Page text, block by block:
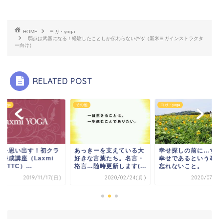
HOME
ヨガ・yoga
弱点は武器になる！経験したことしか伝わらない(^^)/（新米ヨガインストラクタ
ー向け）
RELATED POST
yoga
を思い出す！初クラ
養成講座（Laxmi
TTC）...
2019/11/17(日)
その他
あっきーを支えている大
好きな言葉たち。名言・
格言…随時更新します(...
2020/02/24(月)
ヨガ・yoga
幸せ探しの前に…す
幸せであるという事
忘れないこと。
2020/07/